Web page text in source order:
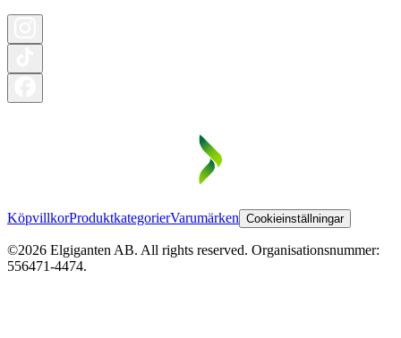
KöpvillkorProduktkategorierVarumärken Cookieinställningar
©2026 Elgiganten AB. All rights reserved. Organisationsnummer:
556471-4474.